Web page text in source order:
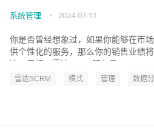
系统管理 • 2024-07-11
你是否曾经想象过，如果你能够在市
供个性化的服务，那么你的销售业绩
雷达SCRM 模式 管理 数据